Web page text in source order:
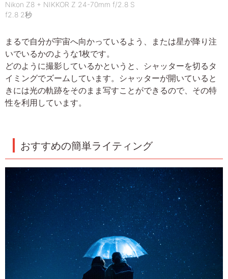
Nikon Z8 + NIKKOR Z 24-70mm f/2.8 S
f2.8 2秒
まるで自分が宇宙へ向かっているよう、または星が降り注
いでいるかのような1枚です。
どのように撮影しているかというと、シャッターを切るタ
イミングでズームしています。シャッターが開いていると
きには光の軌跡をそのまま写すことができるので、その特
性を利用しています。
おすすめの簡単ライティング